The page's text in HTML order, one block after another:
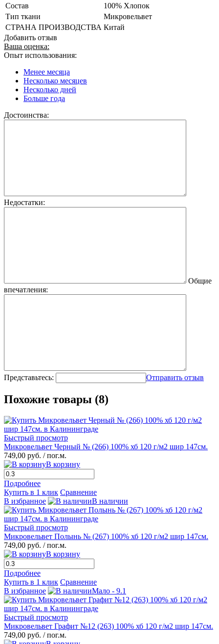
Состав
100% Хлопок
Тип ткани
Микровельвет
СТРАНА ПРОИЗВОДСТВА Китай
Добавить отзыв
Ваша оценка:
Опыт использования:
Менее месяца
Несколько месяцев
Несколько дней
Больше года
Достоинства:
Недостатки:
Общие
впечатления:
Представьтесь: Отправить отзыв
Похожие товары (8)
Быстрый просмотр
Микровельвет Черный № (266) 100% хб 120 г/м2 шир 147см.
749,00 руб. / пог.м.
В корзину
Подробнее
Купить в 1 клик Сравнение
В избранное
В наличии
Быстрый просмотр
Микровельвет Полынь № (267) 100% хб 120 г/м2 шир 147см.
749,00 руб. / пог.м.
В корзину
Подробнее
Купить в 1 клик Сравнение
В избранное
Мало - 9.1
Быстрый просмотр
Микровельвет Графит №12 (263) 100% хб 120 г/м2 шир 147см.
749,00 руб. / пог.м.